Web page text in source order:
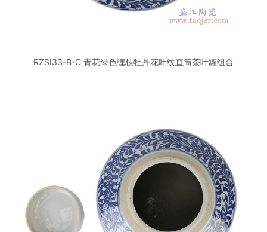
RZSI33-B-C 青花绿色缠枝牡丹花叶纹直筒茶叶罐组合